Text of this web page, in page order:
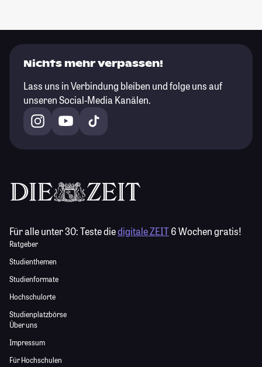
Nichts mehr verpassen!
Lass uns in Verbindung bleiben und folge uns auf
unseren Social-Media Kanälen.
Für alle unter 30:Teste diedigitale ZEIT6 Wochen gratis!
Ratgeber
Studienthemen
Studienformate
Hochschulorte
Studienplatzbörse
Über uns
Impressum
Für Hochschulen